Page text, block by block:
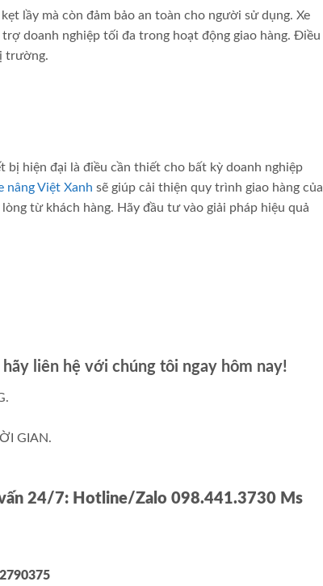
lầy mà còn đảm bảo an toàn cho người sử dụng. Xe
doanh nghiệp tối đa trong hoạt động giao hàng. Điều
trường.
bị hiện đại là điều cần thiết cho bất kỳ doanh nghiệp
nâng Việt Xanh sẽ giúp cải thiện quy trình giao hàng của
từ khách hàng. Hãy đầu tư vào giải pháp hiệu quả
liên hệ với chúng tôi ngay hôm nay!
GIAN.
24/7: Hotline/Zalo 098.441.3730 Ms